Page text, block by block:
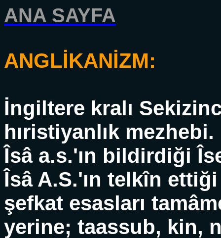
ANA SAYFA
ANGLİKANİZM:
İngiltere kralı
hıristiyanlık mezhebi.
Îsâ a.s.'ın bildirdiği
Îsâ A.S.'ın telkîn
şefkat esasları
yerine; taassub, kin,